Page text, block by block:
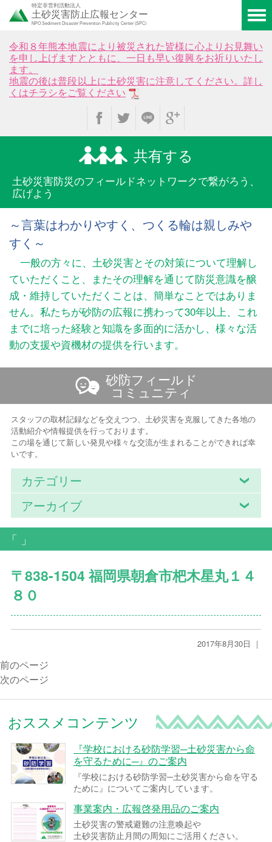
特定非営利活動法人
土砂災害防止広報センター
NPO Sediment Disaster Prevention Publicity Center (SPC)
令和８年熊本地震により被災された皆様に心よりお見舞い
を申し上げますとともに、一日も早い復興をお祈りいたし
ます。
地震の後は普段以上に土砂災害に注意してください。詳し
くはチラシをご覧ください
共有する
土砂災害防災のフィールドネットワークで繋がろう、
広げよう
～言葉はわかりやすく、つくる輪は親しみや
すく～
一般の方々に、土砂災害とその対策について理解し
ていただくこと、またその理解を通じて防災意識を醸
成・維持していただくことは、簡単なことではありま
せん。私たちが砂防の広報に携わって30年以上、これ
までに培った経験と知識を多面的に活かし、様々な活
動の支援や資機材の提供を行います。
砂防フィールド
コミュニティ
スタッフの取材記録などを交えつつ、土砂災害を克服してきた各地の
活動紹介や情報提供を行っております。
この場を通じて新しい発見や様々な交流が生まれることができれば幸
いです。
カテゴリー
アーカイブ
「 」
〒838-1504 福岡県朝倉市杷木星丸１４
８０
2017年8月30日 ｜
前のページ
次のページ
おススメコンテンツ
『学校における砂防学習─土砂災害から命
を守るために─』のご案内
『学校における砂防学習─土砂災害から命を守る
ために』についてご案内しています。
事業案内・広報啓発用品のご案内
土砂災害の警戒避難の注意喚起や
土砂災害防止月間の周知にご活用ください。